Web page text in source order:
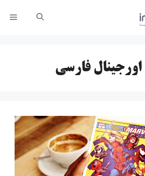
فارسی